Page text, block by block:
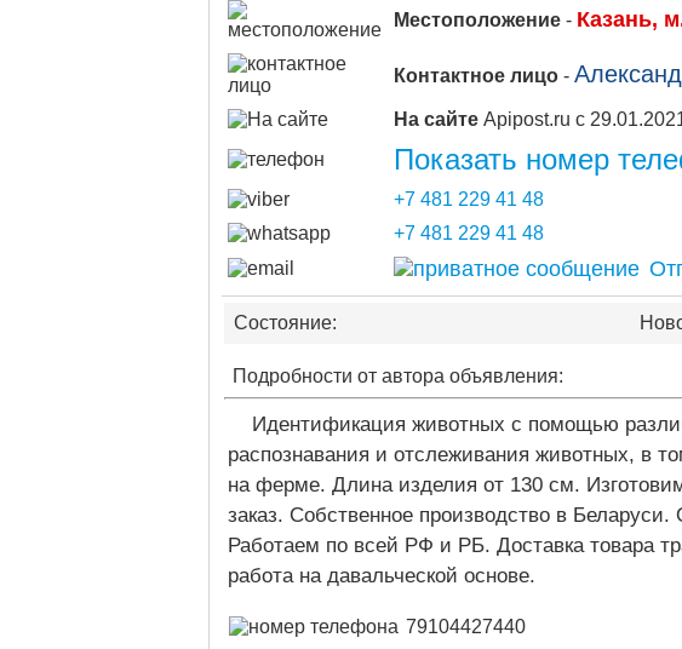
Местоположение - Казань,
Контактное лицо -
На сайте Apipost.ru с
Показать номер
+7 481 229 41 48
+7 481 229 41 48
Состояние:
Подробности от автора объявления:
Идентификация животных с помощью
распознавания и отслеживания животных, в
на ферме. Длина изделия от 130 см.
заказ. Собственное производство в
Работаем по всей РФ и РБ. Доставка товара
работа на давальческой основе.
79104427440